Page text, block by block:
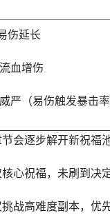
伤延长
血增伤
严（易伤触发暴击率
会逐步解开新祝福
心祝福，未刷到决
战高难度副本，优